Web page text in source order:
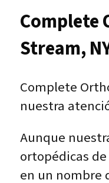
Complete
Stream,
Complete
nuestra
Aunque
ortopédicas
en un nombre